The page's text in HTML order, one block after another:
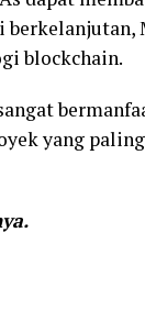
blockchain.
yang